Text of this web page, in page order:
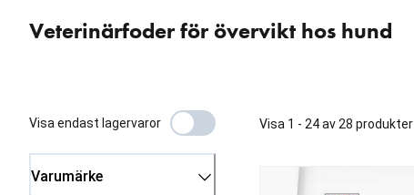
Varumärken
Nyheter
Veterinärfoder för övervikt hos hund
Visa endast lagervaror
Varumärke
Visa 1 - 24 av 28 produkter